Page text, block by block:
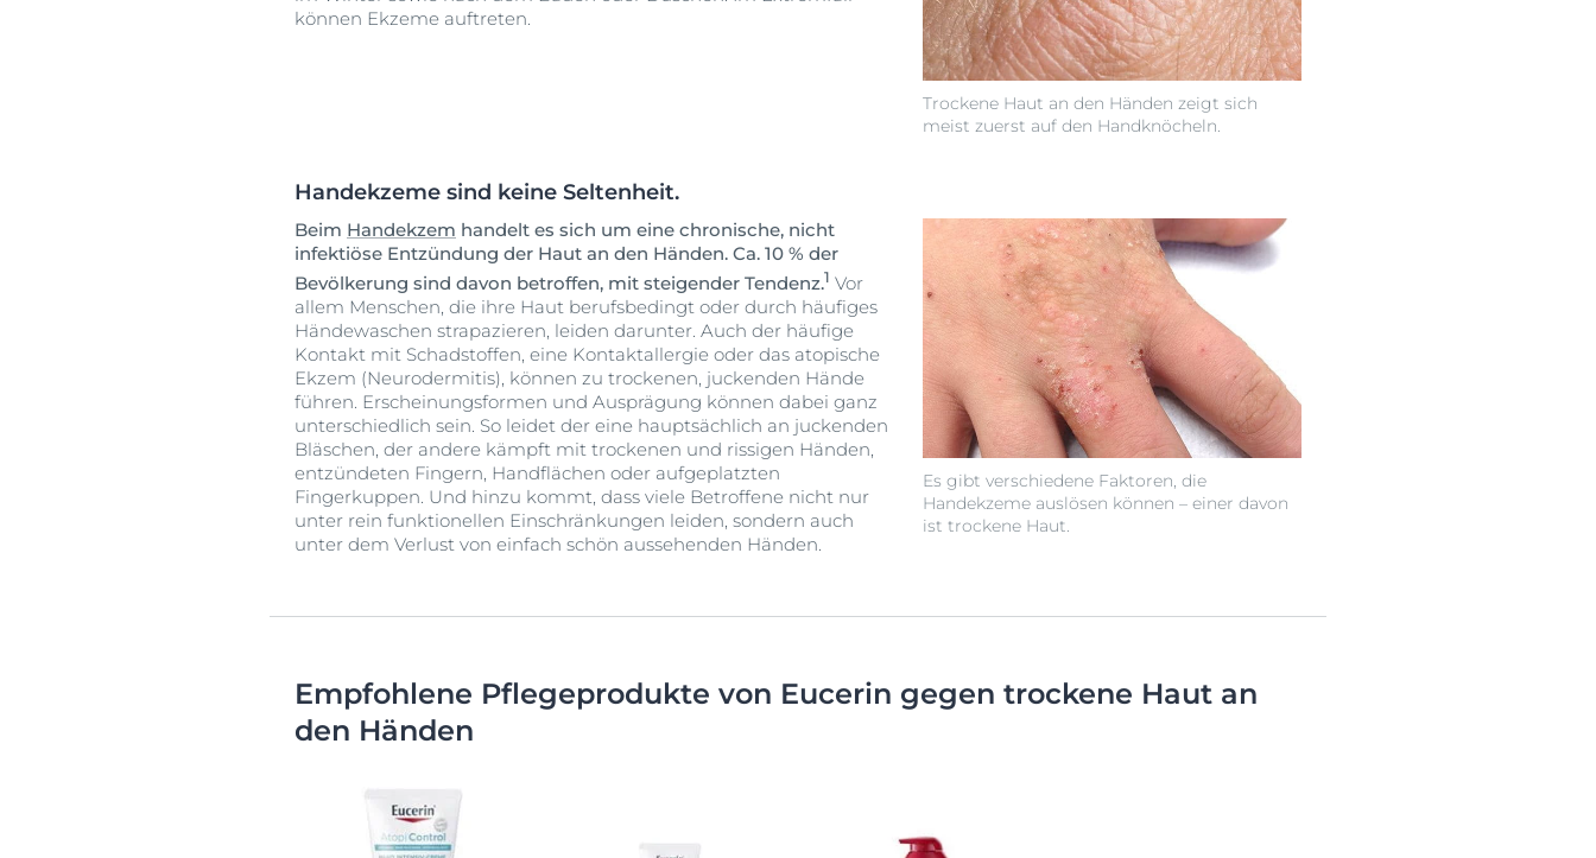
Trockene Haut an den Händen zeigt sich
meist zuerst auf den Handknöcheln.
können Ekzeme auftreten.
Handekzeme sind keine Seltenheit.
Es gibt verschiedene Faktoren, die
Handekzeme auslösen können – einer davon
ist trockene Haut.
Beim Handekzem handelt es sich um eine chronische, nicht
infektiöse Entzündung der Haut an den Händen. Ca. 10 % der
Bevölkerung sind davon betroffen, mit steigender Tendenz.1 Vor
allem Menschen, die ihre Haut berufsbedingt oder durch häufiges
Händewaschen strapazieren, leiden darunter. Auch der häufige
Kontakt mit Schadstoffen, eine Kontaktallergie oder das atopische
Ekzem (Neurodermitis), können zu trockenen, juckenden Hände
führen. Erscheinungsformen und Ausprägung können dabei ganz
unterschiedlich sein. So leidet der eine hauptsächlich an juckenden
Bläschen, der andere kämpft mit trockenen und rissigen Händen,
entzündeten Fingern, Handflächen oder aufgeplatzten
Fingerkuppen. Und hinzu kommt, dass viele Betroffene nicht nur
unter rein funktionellen Einschränkungen leiden, sondern auch
unter dem Verlust von einfach schön aussehenden Händen.
Empfohlene Pflegeprodukte von Eucerin gegen trockene Haut an
den Händen